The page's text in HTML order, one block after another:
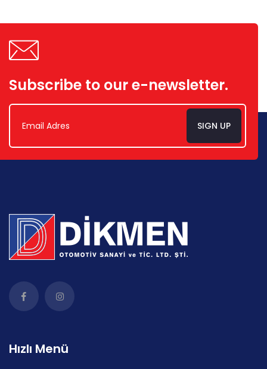
Subscribe to our e-newsletter.
SIGN UP
Hızlı Menü